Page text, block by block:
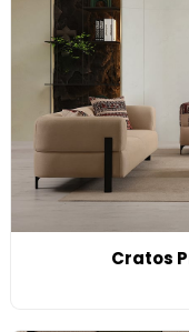
Cratos